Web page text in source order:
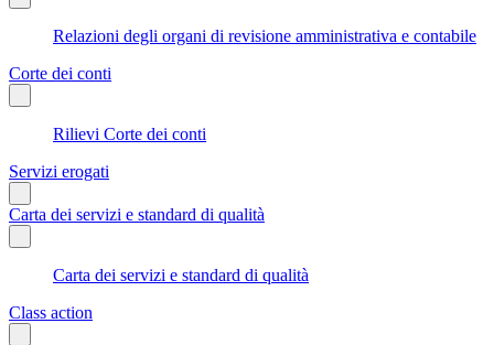
Relazioni degli organi di revisione amministrativa e contabile
Corte dei conti
Rilievi Corte dei conti
Servizi erogati
Carta dei servizi e standard di qualità
Carta dei servizi e standard di qualità
Class action